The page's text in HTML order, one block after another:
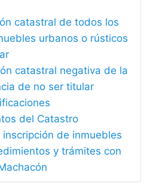
catastral de todos los
urbanos o rústicos
catastral negativa de la
de no ser titular
del Catastro
inscripción de inmuebles
y trámites con